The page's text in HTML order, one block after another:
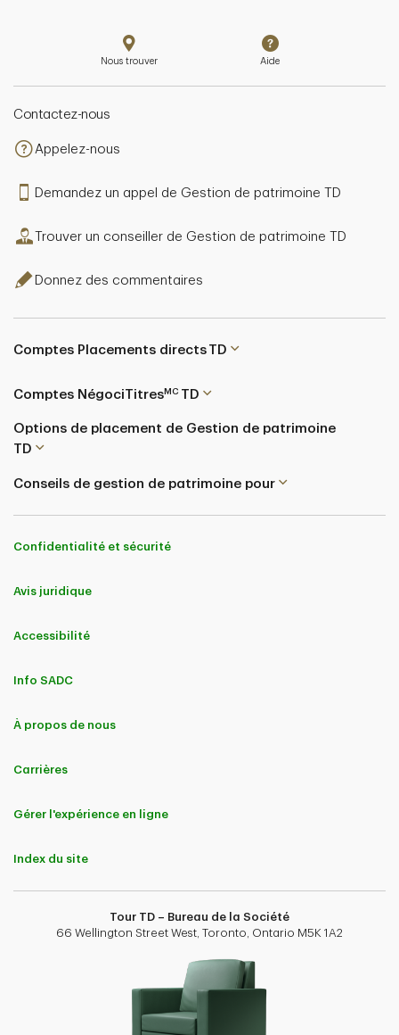
Nous trouver Aide
Contactez-nous
Appelez-nous
Demandez un appel de Gestion de patrimoine TD
Trouver un conseiller de Gestion de patrimoine TD
Donnez des commentaires
Comptes Placements directs TD
Comptes NégociTitres MC TD
Options de placement de Gestion de patrimoine
TD
Conseils de gestion de patrimoine pour
Confidentialité et sécurité
Avis juridique
Accessibilité
Info SADC
À propos de nous
Carrières
Gérer l'expérience en ligne
Index du site
Tour TD – Bureau de la Société
66 Wellington Street West, Toronto, Ontario M5K 1A2